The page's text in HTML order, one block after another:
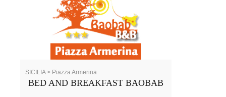
SICILIA > Piazza Armerina
BED AND BREAKFAST BAOBAB